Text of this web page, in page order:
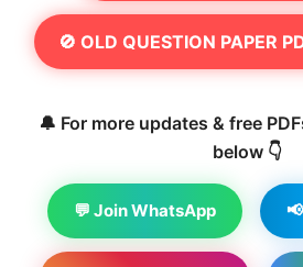
🚫 OLD QUESTION PAPER
🔔 For more updates & free
below 👇
💬 Join WhatsApp